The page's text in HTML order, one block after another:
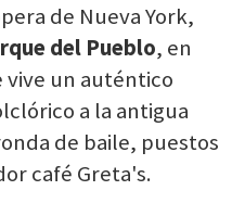
de Nueva York,
del Pueblo, en
vive un auténtico
a la antigua
de baile, puestos
café Greta's.